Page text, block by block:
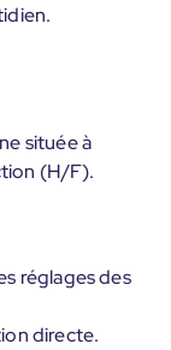
située à
(H/F).
réglages des
directe.